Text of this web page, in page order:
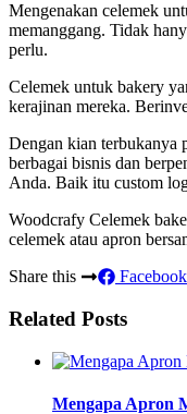
Mengenakan celemek
memanggang. Tidak
perlu.
Celemek untuk bakery
kerajinan mereka.
Dengan kian terbukanya
berbagai bisnis dan
Anda. Baik itu custom
Woodcrafy Celemek
celemek atau apron
Share this
Facebook
Related Posts
Mengapa Apron